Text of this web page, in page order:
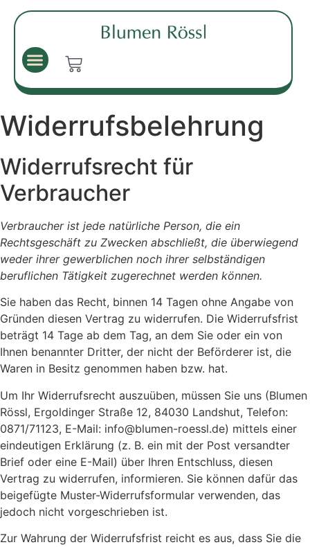
Widerrufsbelehrung
Widerrufsrecht für
Verbraucher
Verbraucher ist jede natürliche Person, die ein
Rechtsgeschäft zu Zwecken abschließt, die überwiegend
weder ihrer gewerblichen noch ihrer selbständigen
beruflichen Tätigkeit zugerechnet werden können.
Sie haben das Recht, binnen 14 Tagen ohne Angabe von
Gründen diesen Vertrag zu widerrufen. Die Widerrufsfrist
beträgt 14 Tage ab dem Tag, an dem Sie oder ein von
Ihnen benannter Dritter, der nicht der Beförderer ist, die
Waren in Besitz genommen haben bzw. hat.
Um Ihr Widerrufsrecht auszuüben, müssen Sie uns (Blumen
Rössl, Ergoldinger Straße 12, 84030 Landshut, Telefon:
0871/71123, E-Mail: info@blumen-roessl.de) mittels einer
eindeutigen Erklärung (z. B. ein mit der Post versandter
Brief oder eine E-Mail) über Ihren Entschluss, diesen
Vertrag zu widerrufen, informieren. Sie können dafür das
beigefügte Muster-Widerrufsformular verwenden, das
jedoch nicht vorgeschrieben ist.
Zur Wahrung der Widerrufsfrist reicht es aus, dass Sie die